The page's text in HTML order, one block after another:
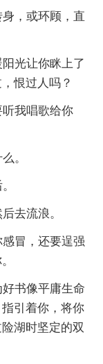
，或环顾，直
光让你眯上了
恨过人吗？
我唱歌给你
。
去流浪。
冒，还要逞强
书像平庸生命
引着你，将你
湖时坚定的双